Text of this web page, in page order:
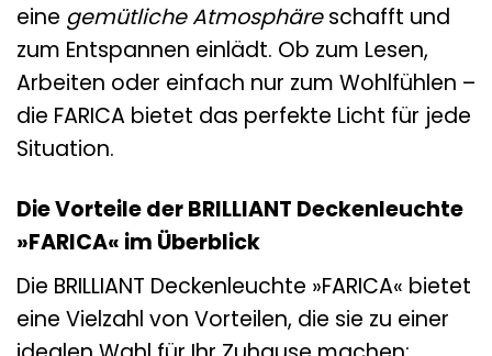
eine gemütliche Atmosphäreschafft und
zum Entspannen einlädt. Ob zum Lesen,
Arbeiten oder einfach nur zum Wohlfühlen –
die FARICA bietet das perfekte Licht für jede
Situation.
Die Vorteile der BRILLIANT Deckenleuchte
»FARICA« im Überblick
Die BRILLIANT Deckenleuchte »FARICA« bietet
eine Vielzahl von Vorteilen, die sie zu einer